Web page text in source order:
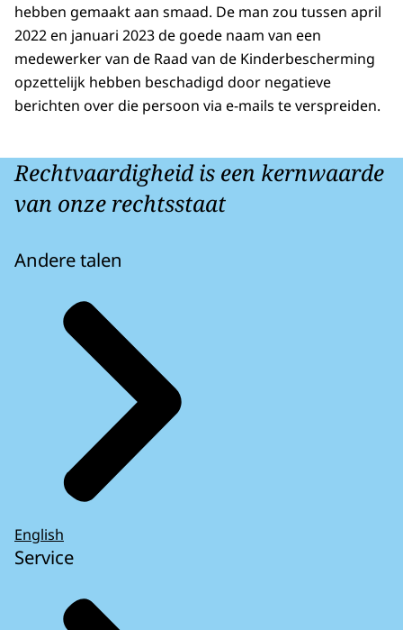
hebben gemaakt aan smaad. De man zou tussen april
2022 en januari 2023 de goede naam van een
medewerker van de Raad van de Kinderbescherming
opzettelijk hebben beschadigd door negatieve
berichten over die persoon via e-mails te verspreiden.
Rechtvaardigheid is een kernwaarde
van onze rechtsstaat
Andere talen
English
Service